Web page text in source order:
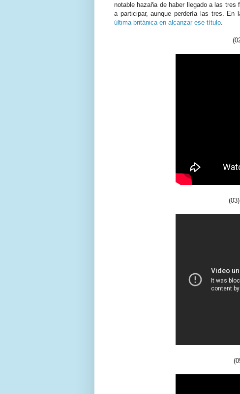
notable hazaña de haber llegado a las tres
a participar, aunque perdería las tres. En
última británica en alcanzar ese título
(03)